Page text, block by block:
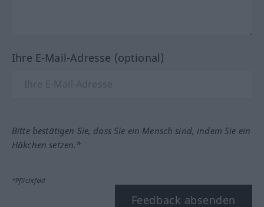
Ihre E-Mail-Adresse (optional)
Bitte bestätigen Sie, dass Sie ein Mensch sind, indem Sie ein
Häkchen setzen.*
*Pflichtfeld
Feedback absenden